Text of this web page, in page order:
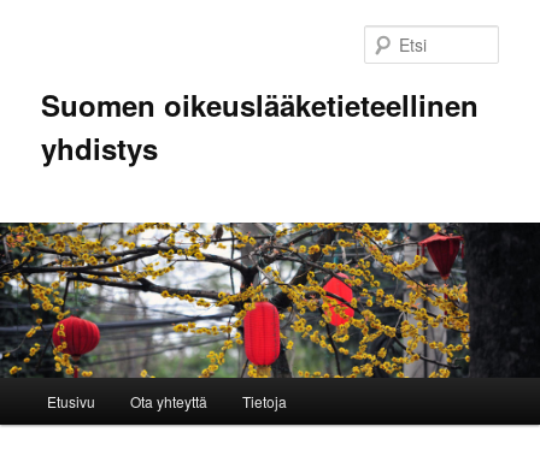
Suomen oikeuslääketieteellinen
yhdistys
Etusivu Ota yhteyttä Tietoja